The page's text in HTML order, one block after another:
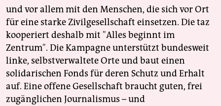
und vor allem mit den Menschen, die sich vor Ort
für eine starke Zivilgesellschaft einsetzen. Die taz
kooperiert deshalb mit "Alles beginnt im
Zentrum". Die Kampagne unterstützt bundesweit
linke, selbstverwaltete Orte und baut einen
solidarischen Fonds für deren Schutz und Erhalt
auf. Eine offene Gesellschaft braucht guten, frei
zugänglichen Journalismus – und